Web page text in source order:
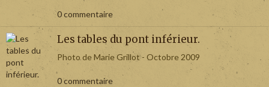
0 commentaire
Les tables du pont inférieur.
Photo de Marie Grillot - Octobre 2009
0 commentaire